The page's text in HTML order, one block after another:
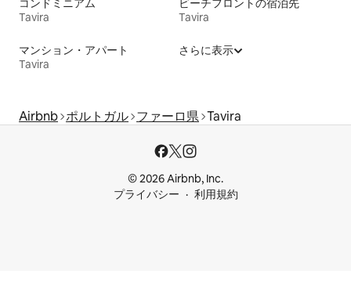
コンドミニアム
Tavira
ビーチフロントの宿泊先
Tavira
マンション・アパート
Tavira
さらに表示
Airbnb ポルトガル ファーロ県 Tavira
© 2026 Airbnb, Inc.
プライバシー
利用規約